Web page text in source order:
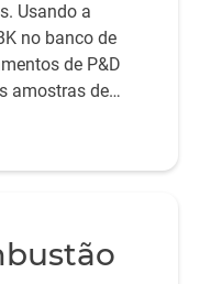
Usando a
no banco de
de P&D
amostras de
dos